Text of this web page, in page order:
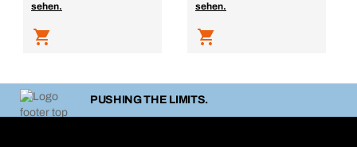
sehen.
sehen.
PUSHING THE LIMITS.